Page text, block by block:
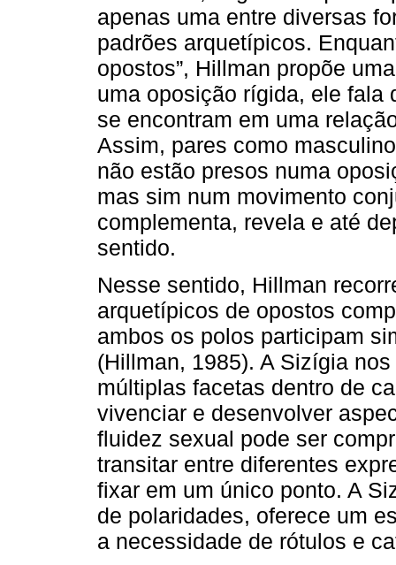
apenas uma entre diversas
padrões arquetípicos.
opostos”, Hillman propõe
uma oposição rígida, ele fala
se encontram em uma
Assim, pares como
não estão presos numa
mas sim num movimento
complementa, revela e até
sentido.
Nesse sentido, Hillman
arquetípicos de opostos
ambos os polos participam
(Hillman, 1985). A Sizígia
múltiplas facetas dentro de
vivenciar e desenvolver
fluidez sexual pode ser
transitar entre diferentes
fixar em um único ponto. A
de polaridades, oferece um
a necessidade de rótulos e